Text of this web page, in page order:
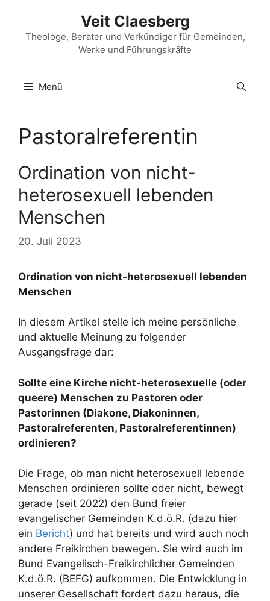
springen
Veit Claesberg
Theologe, Berater und Verkündiger für Gemeinden,
Werke und Führungskräfte
Menü
Pastoralreferentin
Ordination von nicht-
heterosexuell lebenden
Menschen
20. Juli 2023
Ordination von nicht-heterosexuell lebenden
Menschen
In diesem Artikel stelle ich meine persönliche
und aktuelle Meinung zu folgender
Ausgangsfrage dar:
Sollte eine Kirche nicht-heterosexuelle (oder
queere) Menschen zu Pastoren oder
Pastorinnen (Diakone, Diakoninnen,
Pastoralreferenten, Pastoralreferentinnen)
ordinieren?
Die Frage, ob man nicht heterosexuell lebende
Menschen ordinieren sollte oder nicht, bewegt
gerade (seit 2022) den Bund freier
evangelischer Gemeinden K.d.ö.R. (dazu hier
ein Bericht) und hat bereits und wird auch noch
andere Freikirchen bewegen. Sie wird auch im
Bund Evangelisch-Freikirchlicher Gemeinden
K.d.ö.R. (BEFG) aufkommen. Die Entwicklung in
unserer Gesellschaft fordert dazu heraus, die